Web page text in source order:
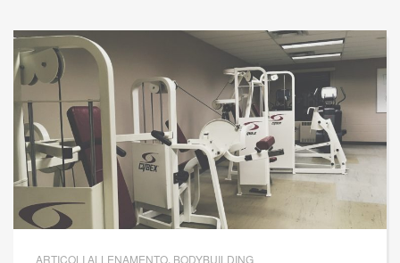
ARTICOLI ALLENAMENTO, BODYBUILDING